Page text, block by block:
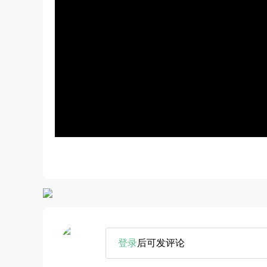
登录后可发评论